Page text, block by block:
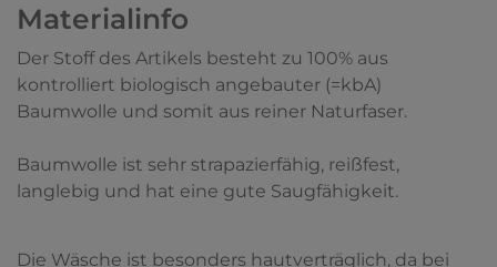
Materialinfo
Der Stoff des Artikels besteht zu 100% aus
kontrolliert biologisch angebauter (=kbA)
Baumwolle und somit aus reiner Naturfaser.
Baumwolle ist sehr strapazierfähig, reißfest,
langlebig und hat eine gute Saugfähigkeit.
Die Wäsche ist besonders hautverträglich, da bei